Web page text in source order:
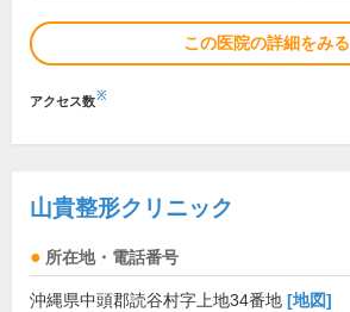
この医院の詳細をみる
アクセス数※
山貴整形クリニック
所在地・電話番号
沖縄県中頭郡読谷村字上地34番地 [地図]